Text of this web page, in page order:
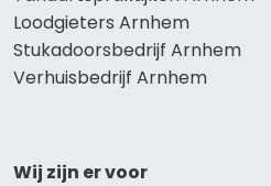
Loodgieters Arnhem
Stukadoorsbedrijf Arnhem
Verhuisbedrijf Arnhem
Wij zijn er voor